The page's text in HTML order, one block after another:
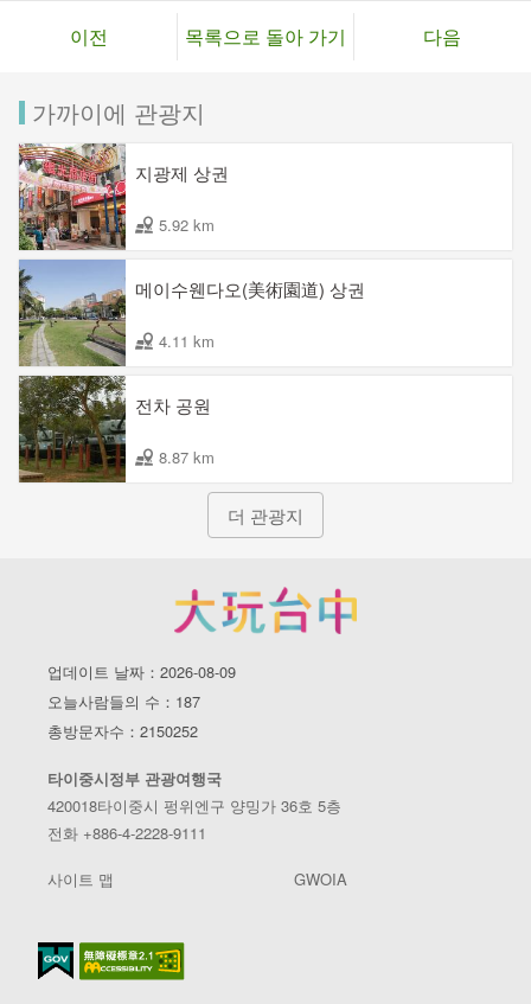
이전 목록으로 돌아 가기 다음
가까이에 관광지
지광제 상권
5.92 km
메이수웬다오(美術園道) 상권
4.11 km
전차 공원
8.87 km
더 관광지
업데이트 날짜：2026-08-09
오늘사람들의 수：187
총방문자수：2150252
타이중시정부 관광여행국
420018타이중시 펑위엔구 양밍가 36호 5층
전화 +886-4-2228-9111
사이트 맵 GWOIA